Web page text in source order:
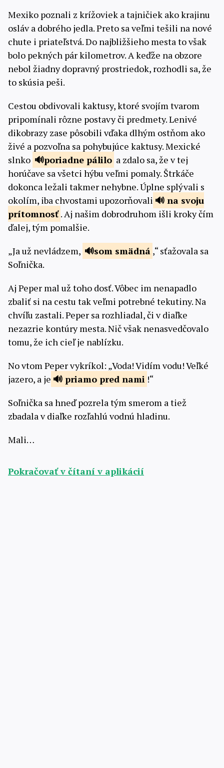
Mexiko poznali z krížoviek a tajničiek ako krajinu
osláv a dobrého jedla. Preto sa veľmi tešili na nové
chute i priateľstvá. Do najbližšieho mesta to však
bolo pekných pár kilometrov. A keďže na obzore
nebol žiadny dopravný prostriedok, rozhodli sa, že
to skúsia peši.
Cestou obdivovali kaktusy, ktoré svojím tvarom
pripomínali rôzne postavy či predmety. Lenivé
dikobrazy zase pôsobili vďaka dlhým ostňom ako
živé a pozvoľna sa pohybujúce kaktusy. Mexické
slnko
poriadne pálilo a zdalo sa, že v tej
horúčave sa všetci hýbu veľmi pomaly. Štrkáče
dokonca ležali takmer nehybne. Úplne splývali s
okolím, iba chvostami upozorňovali
na svoju
prítomnosť . Aj našim dobrodruhom išli kroky čím
ďalej, tým pomalšie.
„Ja už nevládzem,
som smädná ,“ sťažovala sa
Soľnička.
Aj Peper mal už toho dosť. Vôbec im nenapadlo
zbaliť si na cestu tak veľmi potrebné tekutiny. Na
chvíľu zastali. Peper sa rozhliadal, či v diaľke
nezazrie kontúry mesta. Nič však nenasvedčovalo
tomu, že ich cieľ je nablízku.
No vtom Peper vykríkol: „Voda! Vidím vodu! Veľké
jazero, a je
priamo pred nami !“
Soľnička sa hneď pozrela tým smerom a tiež
zbadala v diaľke rozľahlú vodnú hladinu.
Mali…
Pokračovať v čítaní v aplikácií